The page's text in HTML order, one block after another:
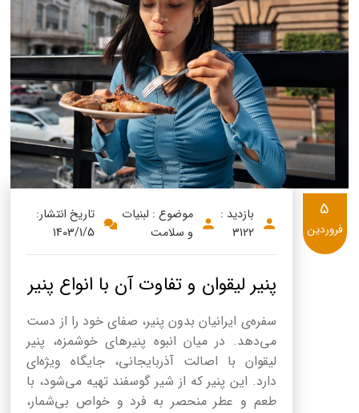
کشک
سینما دوماس
رادیو دوماس
دانستنی های سلامت
گالری تصاویر
English
Russian
Arabic
Turkish بازدید :
3122
موضوع : لبنیات
و سلامت
تاریخ انتشار:
1403/1/5
پنیر لیقوان و تفاوت آن با انواع پنیر
سفره‌ی ایرانیان بدون پنیر، صفای خود را از دست
می‌دهد. در میان انبوه پنیرهای خوشمزه، پنیر
لیقوان با اصالت آذربایجانی، جایگاه ویژه‌ای
دارد. این پنیر که از شیر گوسفند تهیه می‌شود، با
طعم و عطر منحصر به فرد و خواص بی‌شمار،
5
فروردین